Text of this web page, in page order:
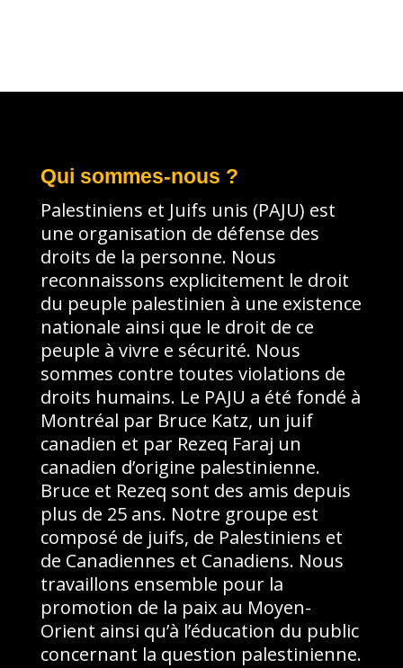
Qui sommes-nous ?
Palestiniens et Juifs unis (PAJU) est
une organisation de défense des
droits de la personne. Nous
reconnaissons explicitement le droit
du peuple palestinien à une existence
nationale ainsi que le droit de ce
peuple à vivre e sécurité. Nous
sommes contre toutes violations de
droits humains. Le PAJU a été fondé à
Montréal par Bruce Katz, un juif
canadien et par Rezeq Faraj un
canadien d’origine palestinienne.
Bruce et Rezeq sont des amis depuis
plus de 25 ans. Notre groupe est
composé de juifs, de Palestiniens et
de Canadiennes et Canadiens. Nous
travaillons ensemble pour la
promotion de la paix au Moyen-
Orient ainsi qu’à l’éducation du public
concernant la question palestinienne.